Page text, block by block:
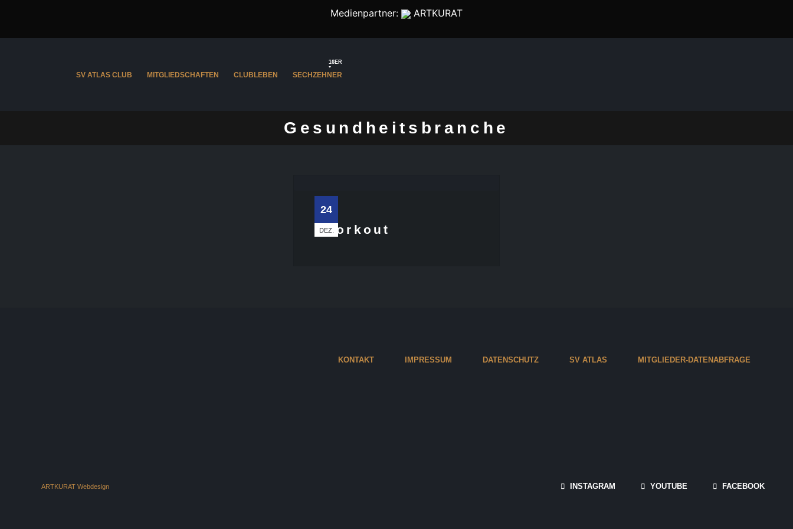
Medienpartner: ARTKURAT
SV ATLAS CLUB MITGLIEDSCHAFTEN CLUBLEBEN SECHZEHNER
16ER
Gesundheitsbranche
24
DEZ.
Workout
KONTAKT IMPRESSUM DATENSCHUTZ SV ATLAS MITGLIEDER-DATENABFRAGE
ARTKURAT Webdesign INSTAGRAM YOUTUBE FACEBOOK